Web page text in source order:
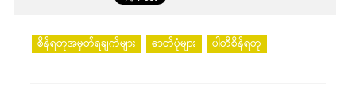
စိန်ရတုအမှတ်ရချက်များ ဓာတ်ပုံများ ပါတီစိန်ရတု